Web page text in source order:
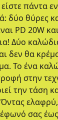
πάντα εν
δύο θύρες
PD 20W
Δύο
δεν θα
Το ένα
στην
την τάση
σας